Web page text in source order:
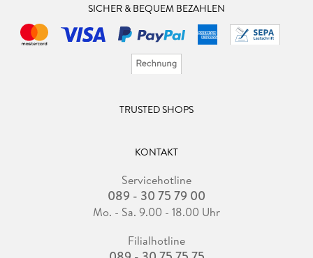
SICHER & BEQUEM BEZAHLEN
TRUSTED SHOPS
KONTAKT
Servicehotline
089 - 30 75 79 00
Mo. - Sa. 9.00 - 18.00 Uhr
Filialhotline